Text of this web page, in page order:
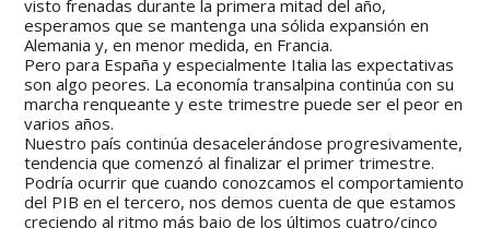
visto frenadas durante la primera mitad del año,
esperamos que se mantenga una sólida expansión en
Alemania y, en menor medida, en Francia.
Pero para España y especialmente Italia las expectativas
son algo peores. La economía transalpina continúa con su
marcha renqueante y este trimestre puede ser el peor en
varios años.
Nuestro país continúa desacelerándose progresivamente,
tendencia que comenzó al finalizar el primer trimestre.
Podría ocurrir que cuando conozcamos el comportamiento
del PIB en el tercero, nos demos cuenta de que estamos
creciendo al ritmo más bajo de los últimos cuatro/cinco